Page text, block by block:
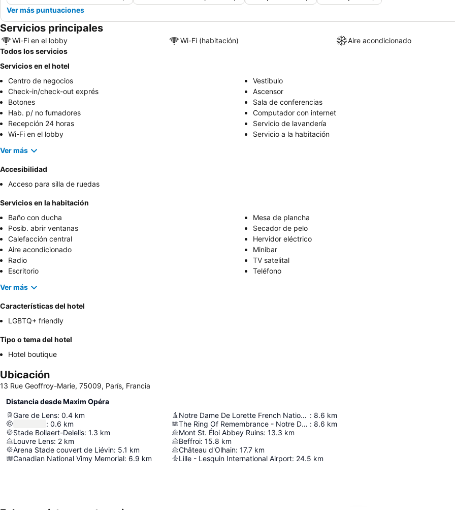
Ver más puntuaciones
Servicios principales
Wi-Fi en el lobby Wi-Fi (habitación)
Aire acondicionado
Todos los servicios
Servicios en el hotel
Centro de negocios
Vestibulo
Check-in/check-out exprés
Ascensor
Botones
Sala de conferencias
Hab. p/ no fumadores
Computador con internet
Recepción 24 horas
Servicio de lavandería
Wi-Fi en el lobby
Servicio a la habitación
Ver más
Accesibilidad
Acceso para silla de ruedas
Servicios en la habitación
Baño con ducha
Mesa de plancha
Posib. abrir ventanas
Secador de pelo
Calefacción central
Hervidor eléctrico
Aire acondicionado
Minibar
Radio
TV satelital
Escritorio
Teléfono
Ver más
Características del hotel
LGBTQ+ friendly
Tipo o tema del hotel
Hotel boutique
Ubicación
13 Rue Geoffroy-Marie, 75009, París, Francia
Distancia desde Maxim Opéra
Gare de Lens: 0.4 km
: 0.6 km
Stade Bollaert-Delelis: 1.3 km
Louvre Lens: 2 km
Arena Stade couvert de Liévin: 5.1 km
Canadian National Vimy Memorial: 6.9 km
Notre Dame De Lorette French National War Cemetery : 8.6 km
The Ring Of Remembrance - Notre Dame De Lorette International Memorial : 8.6 km
Mont St. Éloi Abbey Ruins: 13.3 km
Beffroi: 15.8 km
Château d'Olhain: 17.7 km
Lille - Lesquin International Airport: 24.5 km